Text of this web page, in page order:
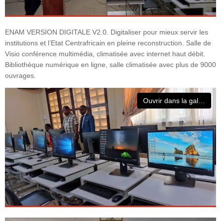
ENAM VERSION DIGITALE V2.0. Digitaliser pour mieux servir les
institutions et l’Etat Centrafricain en pleine reconstruction. Salle de
Visio conférence multimédia, climatisée avec internet haut débit.
Bibliothèque numérique en ligne, salle climatisée avec plus de 9000
ouvrages.